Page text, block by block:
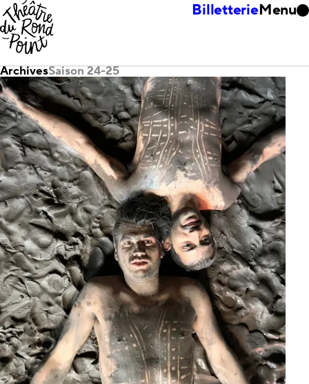
BilletterieMenu
ArchivesSaison 24-25